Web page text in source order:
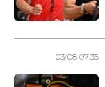
03/08 07:35